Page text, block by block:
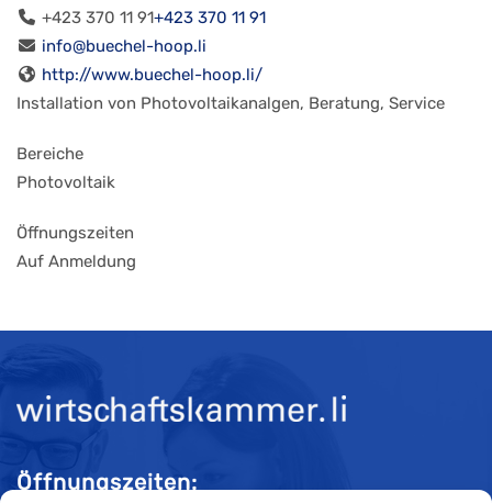
+423 370 11 91+423 370 11 91
info@buechel-hoop.li
http://www.buechel-hoop.li/
Installation von Photovoltaikanalgen, Beratung, Service
Bereiche
Photovoltaik
Öffnungszeiten
Auf Anmeldung
Öffnungszeiten: